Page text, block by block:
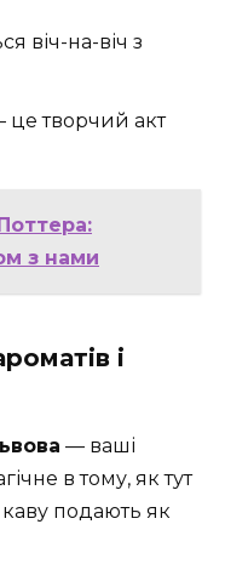
віч-на-віч з
це творчий акт
з нами
і
— ваші
в тому, як тут
подають як